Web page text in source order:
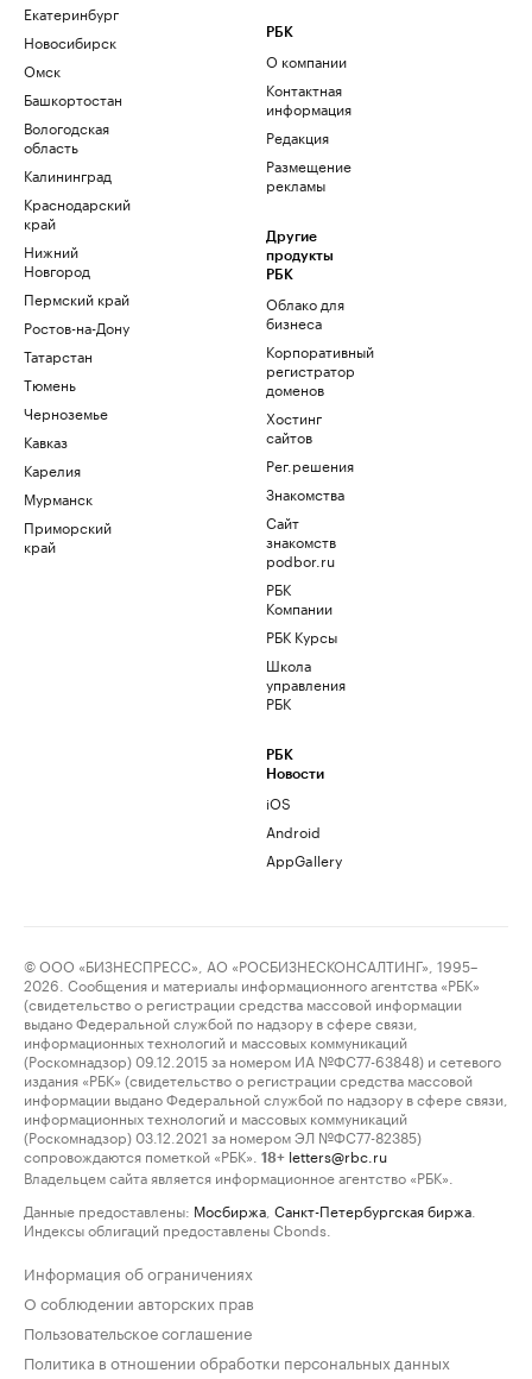
Екатеринбург
Новосибирск
Омск
Башкортостан
Вологодская
область
Калининград
Краснодарский
край
Нижний
Новгород
Пермский край
Ростов-на-Дону
Татарстан
Тюмень
Черноземье
Кавказ
Карелия
Мурманск
Приморский
край
РБК
О компании
Контактная
информация
Редакция
Размещение
рекламы
Другие
продукты
РБК
Облако для
бизнеса
Корпоративный
регистратор
доменов
Хостинг
сайтов
Рег.решения
Знакомства
Сайт
знакомств
podbor.ru
РБК
Компании
РБК Курсы
Школа
управления
РБК
РБК
Новости
iOS
Android
AppGallery
© ООО «БИЗНЕСПРЕСС», АО «РОСБИЗНЕСКОНСАЛТИНГ», 1995–
2026. Сообщения и материалы информационного агентства «РБК»
(свидетельство о регистрации средства массовой информации
выдано Федеральной службой по надзору в сфере связи,
информационных технологий и массовых коммуникаций
(Роскомнадзор) 09.12.2015 за номером ИА №ФС77-63848) и сетевого
издания «РБК» (свидетельство о регистрации средства массовой
информации выдано Федеральной службой по надзору в сфере связи,
информационных технологий и массовых коммуникаций
(Роскомнадзор) 03.12.2021 за номером ЭЛ №ФС77-82385)
сопровождаются пометкой «РБК».
18+ letters@rbc.ru
Владельцем сайта является информационное агентство «РБК».
Данные предоставлены: Мосбиржа Санкт-Петербургская биржа
Индексы облигаций предоставлены Cbonds.
Информация об ограничениях
О соблюдении авторских прав
Пользовательское соглашение
Политика в отношении обработки персональных данных